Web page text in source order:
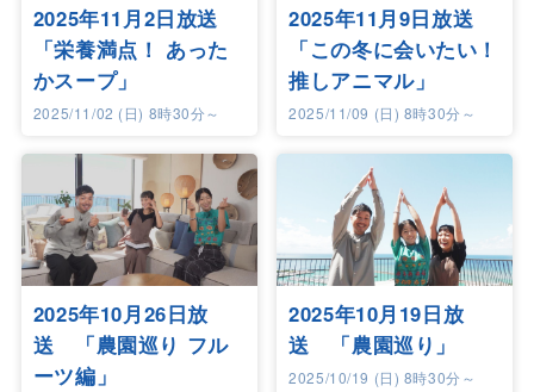
2025年11月2日放送
「栄養満点！ あった
かスープ」
2025/11/02 (日) 8時30分～
2025年11月9日放送
「この冬に会いたい！
推しアニマル」
2025/11/09 (日) 8時30分～
2025年10月26日放
送 「農園巡り フル
ーツ編」
2025年10月19日放
送 「農園巡り」
2025/10/19 (日) 8時30分～